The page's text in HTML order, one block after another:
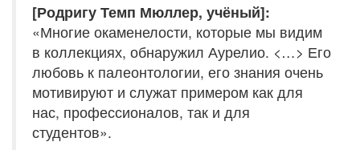
[Родригу Темп Мюллер, учёный]:
«Многие окаменелости, которые мы видим
в коллекциях, обнаружил Аурелио. <…> Его
любовь к палеонтологии, его знания очень
мотивируют и служат примером как для
нас, профессионалов, так и для
студентов».